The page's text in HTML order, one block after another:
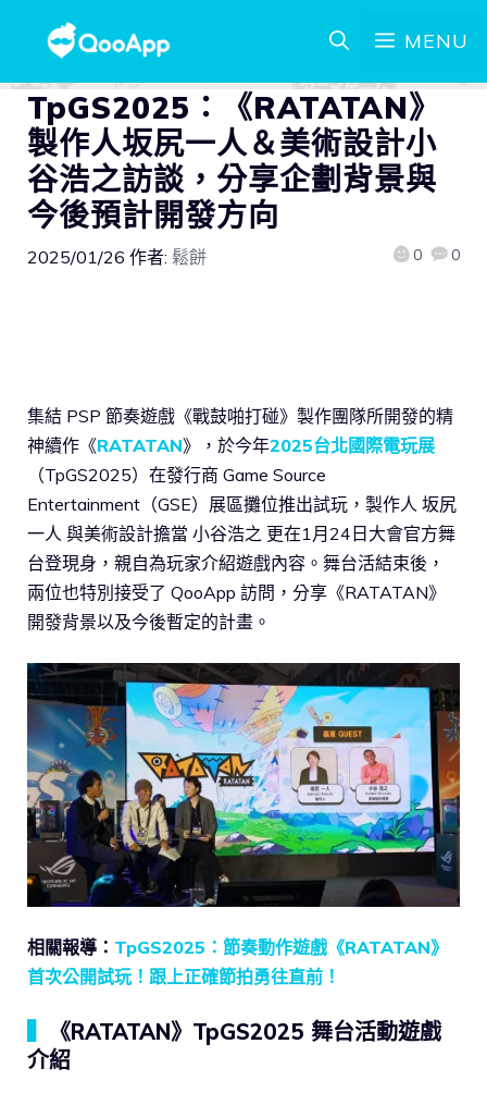
MENU
TpGS2025：《RATATAN》
製作人坂尻一人＆美術設計小
谷浩之訪談，分享企劃背景與
今後預計開發方向
2025/01/26 作者: 鬆餅 0 0
集結 PSP 節奏遊戲《戰鼓啪打碰》製作團隊所開發的精
神續作《RATATAN》，於今年2025台北國際電玩展
（TpGS2025）在發行商 Game Source
Entertainment（GSE）展區攤位推出試玩，製作人 坂尻
一人 與美術設計擔當 小谷浩之 更在1月24日大會官方舞
台登現身，親自為玩家介紹遊戲內容。舞台活結束後，
兩位也特別接受了 QooApp 訪問，分享《RATATAN》
開發背景以及今後暫定的計畫。
相關報導： TpGS2025：節奏動作遊戲《RATATAN》
首次公開試玩！跟上正確節拍勇往直前！
《RATATAN》TpGS2025 舞台活動遊戲
介紹